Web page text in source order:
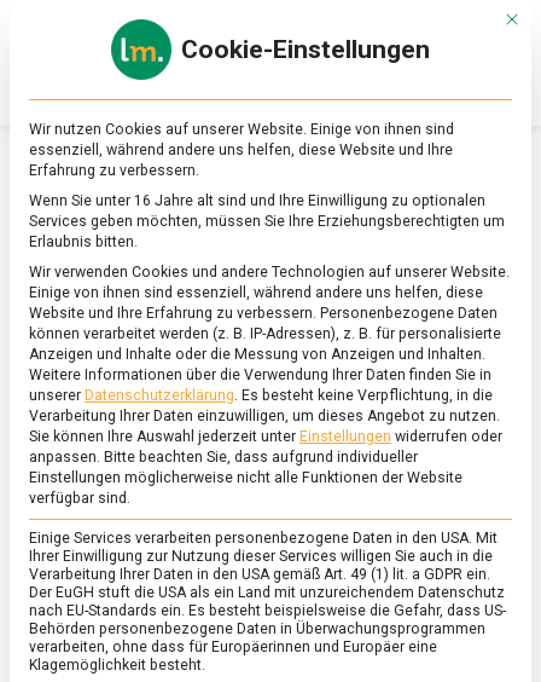
Online-
Magazin
zu
&
Ernährung
SCHLAGWORT:LEBENSMITTELAMPEL
POLITIK/WIRTSCHAFT/ WISSEN
Ampel, Torten, Waben: Modelle für eine
Nährwertkennzeichnung vorne auf
Mit
Cookie-Einstellungen
Wir nutzen Cookies auf unserer Website. Einige von ihnen sind
essenziell, während andere uns helfen, diese Website und Ihre
Erfahrung zu verbessern.
Wenn Sie unter 16 Jahre alt sind und Ihre Einwilligung zu optionalen
Services geben möchten, müssen Sie Ihre Erziehungsberechtigten um
Erlaubnis bitten.
Wir verwenden Cookies und andere Technologien auf unserer Website.
Einige von ihnen sind essenziell, während andere uns helfen, diese
Website und Ihre Erfahrung zu verbessern. Personenbezogene Daten
können verarbeitet werden (z. B. IP-Adressen), z. B. für personalisierte
Anzeigen und Inhalte oder die Messung von Anzeigen und Inhalten.
Weitere Informationen über die Verwendung Ihrer Daten finden Sie in
unserer Datenschutzerklärung. Es besteht keine Verpflichtung, in die
Verarbeitung Ihrer Daten einzuwilligen, um dieses Angebot zu nutzen.
Sie können Ihre Auswahl jederzeit unter Einstellungen widerrufen oder
anpassen. Bitte beachten Sie, dass aufgrund individueller
Einstellungen möglicherweise nicht alle Funktionen der Website
verfügbar sind.
Einige Services verarbeiten personenbezogene Daten in den USA. Mit
Ihrer Einwilligung zur Nutzung dieser Services willigen Sie auch in die
Verarbeitung Ihrer Daten in den USA gemäß Art. 49 (1) lit. a GDPR ein.
Der EuGH stuft die USA als ein Land mit unzureichendem Datenschutz
nach EU-Standards ein. Es besteht beispielsweise die Gefahr, dass US-
Behörden personenbezogene Daten in Überwachungsprogrammen
verarbeiten, ohne dass für Europäerinnen und Europäer eine
Klagemöglichkeit besteht.